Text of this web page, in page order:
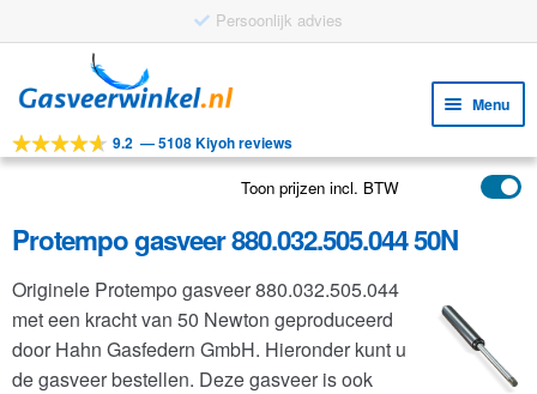
Gratis verzending vanaf €25
door
navigatie
naar
inhoud
Menu
Tools
Toepassingen
Klantenservice
FAQ
9.2 —5108 Kiyoh reviews
Toon prijzen incl. BTW
Protempo gasveer 880.032.505.044 50N
Originele Protempo gasveer 880.032.505.044
met een kracht van 50 Newton geproduceerd
door Hahn Gasfedern GmbH. Hieronder kunt u
de gasveer bestellen. Deze gasveer is ook